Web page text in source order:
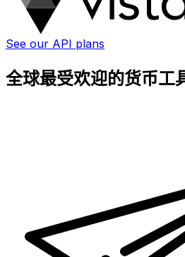
See our API plans
全球最受欢迎的货币工